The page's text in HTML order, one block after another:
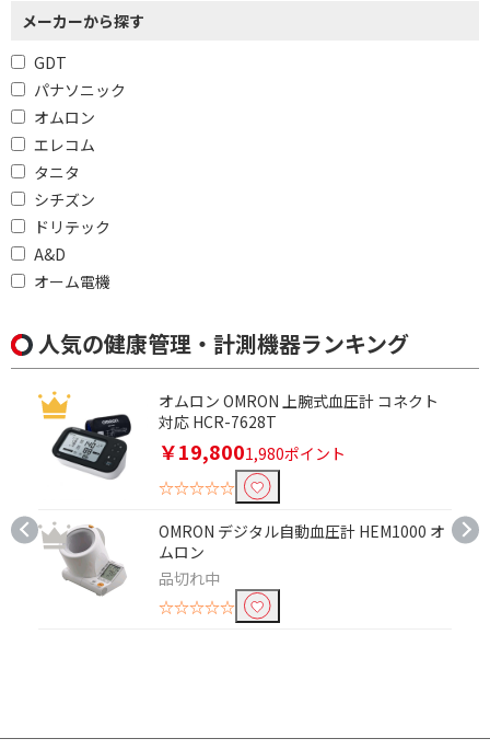
メーカーから探す
GDT
パナソニック
オムロン
エレコム
タニタ
シチズン
ドリテック
A&D
オーム電機
人気の健康管理・計測機器ランキング
オムロン OMRON 上腕式血圧計 コネクト
対応 HCR-7628T
￥19,8001,980ポイント
☆☆☆☆☆
OMRON デジタル自動血圧計 HEM1000 オ
ムロン
品切れ中
☆☆☆☆☆